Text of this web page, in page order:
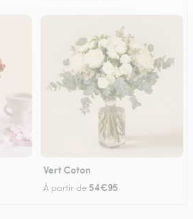
Vert Coton
À partir de 54€95